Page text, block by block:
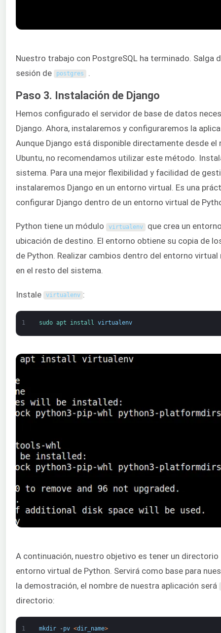
Nuestro trabajo con PostgreSQL ha terminado. Salga
sesión de
postgres .
Paso 3. Instalación de Django
Hemos configurado el servidor de base de datos
Django. Ahora, instalaremos y configuraremos la
Aunque Django está disponible directamente desde
Ubuntu, no recomendamos utilizar este método.
sistema. Para una mejor flexibilidad y facilidad de
instalaremos Django en un entorno virtual. Es una
configurar Django dentro de un entorno virtual de
Python tiene un módulo virtualenv que crea un
ubicación de destino. El entorno obtiene su copia de
de Python. Realizar cambios dentro del entorno
en el resto del sistema.
Instale virtualenv :
1 sudo apt install virtualenv
A continuación, nuestro objetivo es tener un
entorno virtual de Python. Servirá como base para
la demostración, el nombre de nuestra aplicación será
directorio:
1 mkdir -pv <dir_name>